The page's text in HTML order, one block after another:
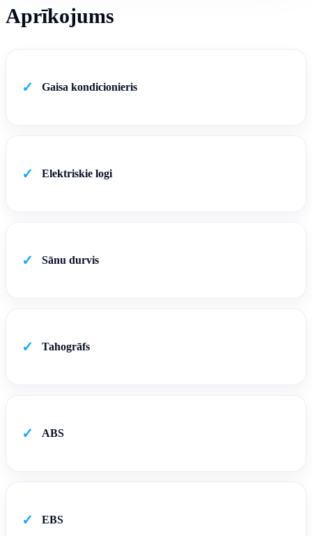
Aprīkojums
✓ Gaisa kondicionieris
✓ Elektriskie logi
✓ Sānu durvis
✓ Tahogrāfs
✓ ABS
✓ EBS